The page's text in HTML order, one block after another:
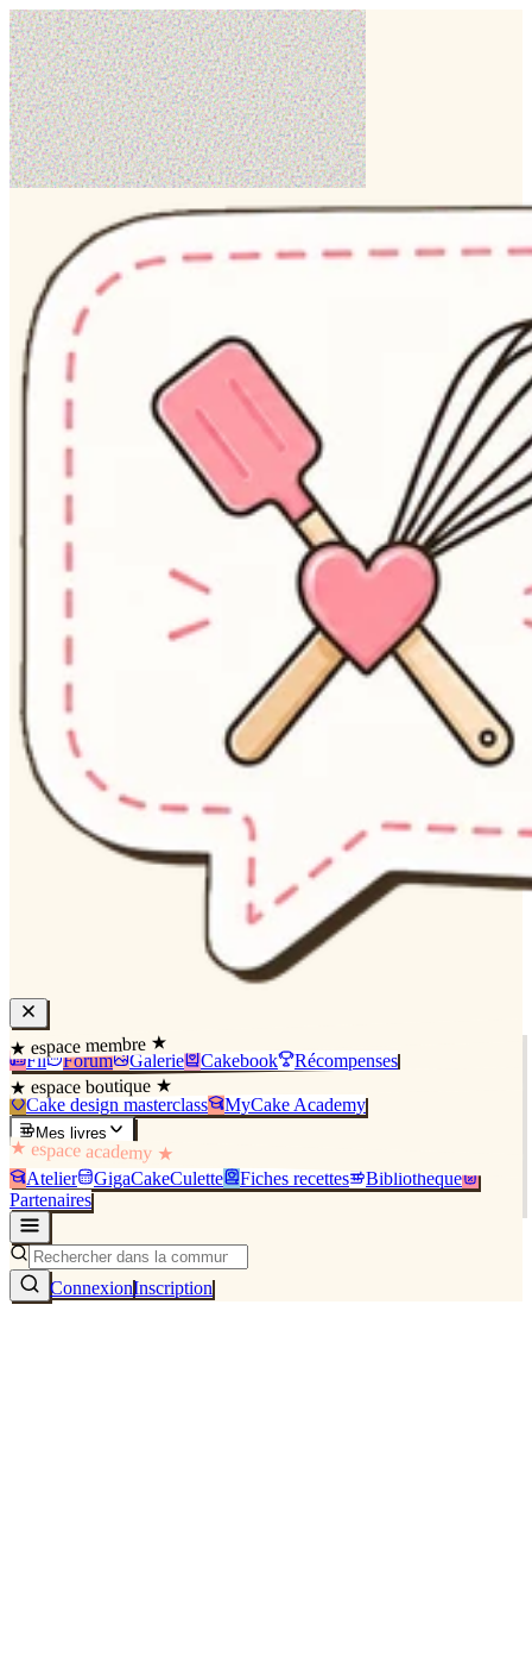
★ espace membre ★
Fil Forum Galerie Cakebook Récompenses
★ espace boutique ★
Cake design masterclass MyCake Academy
Mes livres
★ espace academy ★
Atelier GigaCakeCulette Fiches recettes
Bibliothèque
Partenaires
ConnexionInscription